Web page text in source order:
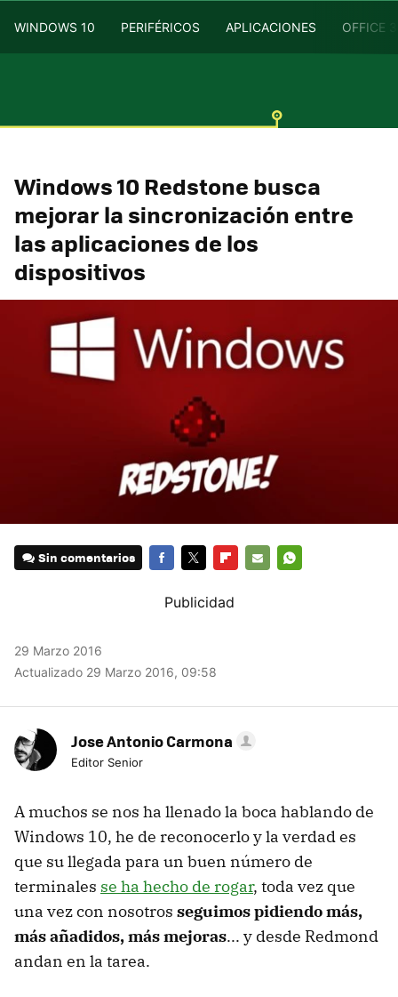
WINDOWS 10 PERIFÉRICOS APLICACIONES OFFICE
Windows 10 Redstone busca
mejorar la sincronización entre
las aplicaciones de los
dispositivos
Sin comentarios
29 Marzo 2016
Actualizado 29 Marzo 2016, 09:58
Jose Antonio Carmona
Editor Senior
A muchos se nos ha llenado la boca hablando de
Windows 10, he de reconocerlo y la verdad es
que su llegada para un buen número de
terminales se ha hecho de rogar, toda vez que
una vez con nosotros seguimos pidiendo más,
más añadidos, más mejoras... y desde Redmond
andan en la tarea.